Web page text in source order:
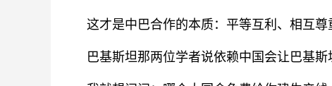
这才是中巴合作的本质：平等互利、相互尊
巴基斯坦那两位学者说依赖中国会让巴基斯